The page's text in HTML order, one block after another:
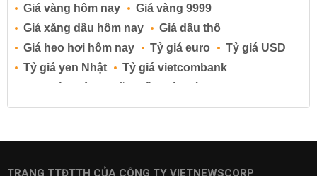
Giá vàng hôm nay
Giá vàng 9999
Giá xăng dầu hôm nay
Giá dầu thô
Giá heo hơi hôm nay
Tỷ giá euro
Tỷ giá USD
Tỷ giá yen Nhật
Tỷ giá vietcombank
Lịch cúp điện
Lãi suất ngân hàng
Lãi suất tiết kiệm
Lãi suất tiền gửi
Lãi suất ngân hàng BIDV
TRANG TTĐTTH CỦA CÔNG TY VIETNEWSCORP